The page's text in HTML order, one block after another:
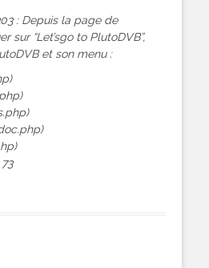
: Depuis la page de
sur “Let’sgo to PlutoDVB”,
et son menu :